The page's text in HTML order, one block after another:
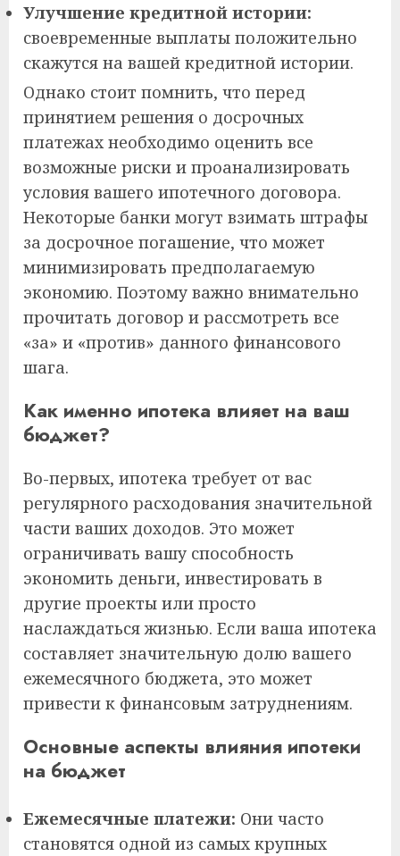
Улучшение кредитной истории:
своевременные выплаты положительно
скажутся на вашей кредитной истории.
Однако стоит помнить, что перед
принятием решения о досрочных
платежах необходимо оценить все
возможные риски и проанализировать
условия вашего ипотечного договора.
Некоторые банки могут взимать штрафы
за досрочное погашение, что может
минимизировать предполагаемую
экономию. Поэтому важно внимательно
прочитать договор и рассмотреть все
«за» и «против» данного финансового
шага.
Как именно ипотека влияет на ваш
бюджет?
Во-первых, ипотека требует от вас
регулярного расходования значительной
части ваших доходов. Это может
ограничивать вашу способность
экономить деньги, инвестировать в
другие проекты или просто
наслаждаться жизнью. Если ваша ипотека
составляет значительную долю вашего
ежемесячного бюджета, это может
привести к финансовым затруднениям.
Основные аспекты влияния ипотеки
на бюджет
Ежемесячные платежи: Они часто
становятся одной из самых крупных